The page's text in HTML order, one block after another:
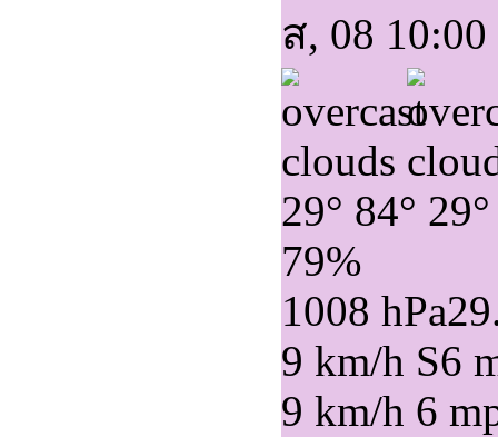
ส, 08 10:00
29° 84° 29°
79%
1008 hPa
9 km/h S6
9 km/h 6